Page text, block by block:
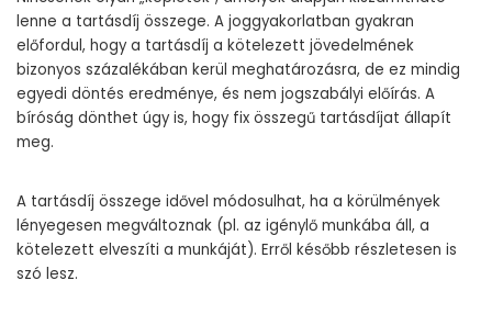
lenne a tartásdíj összege. A joggyakorlatban gyakran
előfordul, hogy a tartásdíj a kötelezett jövedelmének
bizonyos százalékában kerül meghatározásra, de ez mindig
egyedi döntés eredménye, és nem jogszabályi előírás. A
bíróság dönthet úgy is, hogy fix összegű tartásdíjat állapít
meg.
A tartásdíj összege idővel módosulhat, ha a körülmények
lényegesen megváltoznak (pl. az igénylő munkába áll, a
kötelezett elveszíti a munkáját). Erről később részletesen is
szó lesz.